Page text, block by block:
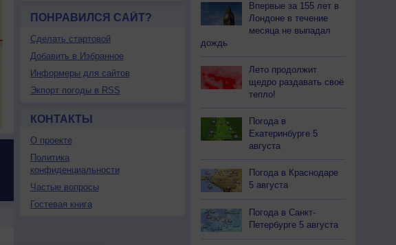
ПОНРАВИЛСЯ САЙТ?
Сделать стартовой
Добавить в Избранное
Информеры для сайтов
Экпорт погоды в RSS
КОНТАКТЫ
О проекте
Политика
конфиденциальности
Частые вопросы
Гостевая книга
Впервые за 155 лет в
Лондоне в течение
месяца не выпадал
дождь
Лето продолжит
щедро раздавать своё
тепло!
Погода в
Екатеринбурге 5
августа
Погода в Краснодаре
5 августа
Погода в Санкт-
Петербурге 5 августа